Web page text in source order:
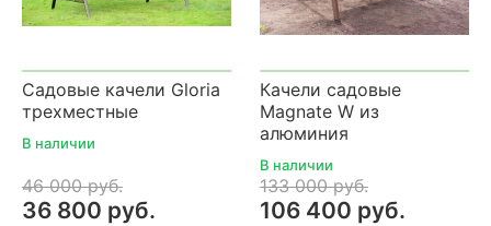
Садовые качели Gloria
трехместные
В наличии
46 000 руб.
36 800 руб.
Качели садовые
Magnate W из
алюминия
В наличии
133 000 руб.
106 400 руб.